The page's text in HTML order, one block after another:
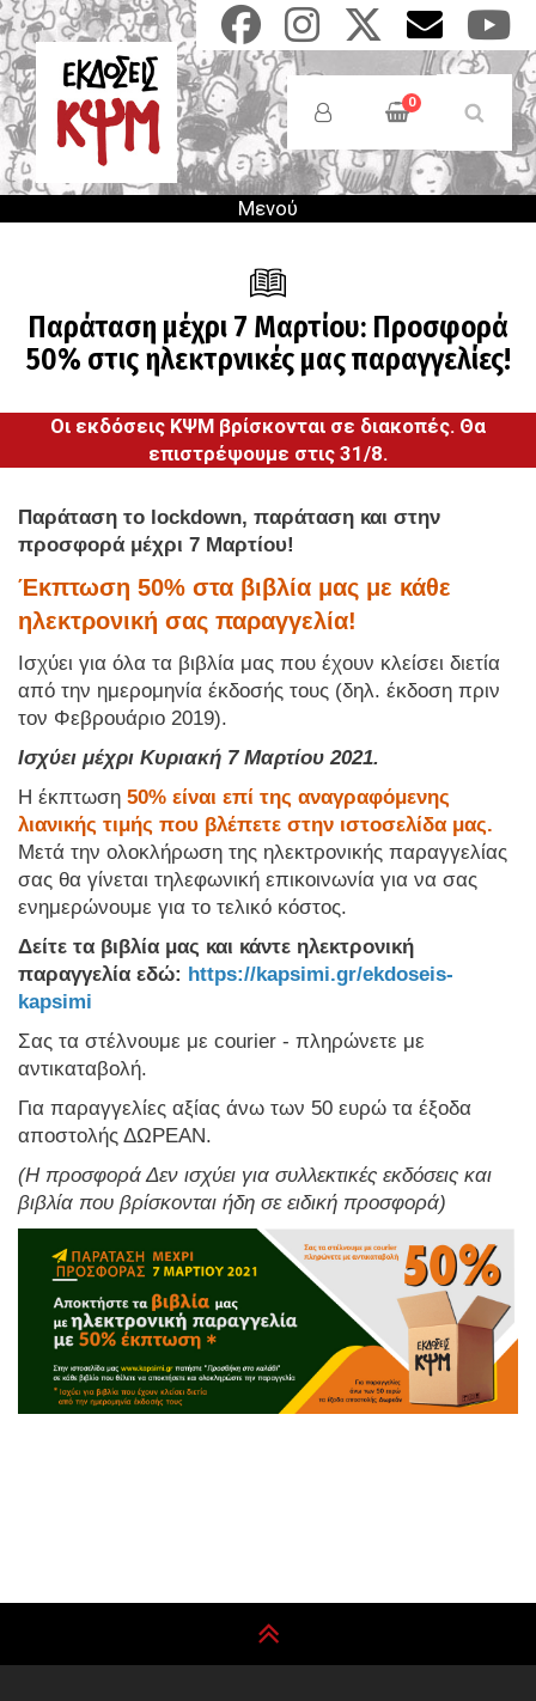
Παράκαμψη
προς
το
κυρίως
περιεχόμενο
Anonymous
Users
Menu
0
Μενού
Παράταση μέχρι 7 Μαρτίου: Προσφορά
50% στις ηλεκτρνικές μας παραγγελίες!
Οι εκδόσεις ΚΨΜ βρίσκονται σε διακοπές. Θα
επιστρέψουμε στις 31/8.
Παράταση το lockdown, παράταση και στην
προσφορά μέχρι 7 Μαρτίου!
Έκπτωση 50% στα βιβλία μας με κάθε
ηλεκτρονική σας παραγγελία!
Ισχύει για όλα τα βιβλία μας που έχουν κλείσει διετία
από την ημερομηνία έκδοσής τους (δηλ. έκδοση πριν
τον Φεβρουάριο 2019).
Ισχύει μέχρι Κυριακή 7 Μαρτίου 2021.
Η έκπτωση 50% είναι επί της αναγραφόμενης
λιανικής τιμής που βλέπετε στην ιστοσελίδα μας.
Μετά την ολοκλήρωση της ηλεκτρονικής παραγγελίας
σας θα γίνεται τηλεφωνική επικοινωνία για να σας
ενημερώνουμε για το τελικό κόστος.
Δείτε τα βιβλία μας και κάντε ηλεκτρονική
παραγγελία εδώ: https://kapsimi.gr/ekdoseis-
kapsimi
Σας τα στέλνουμε με courier - πληρώνετε με
αντικαταβολή.
Για παραγγελίες αξίας άνω των 50 ευρώ τα έξοδα
αποστολής ΔΩΡΕΑΝ.
(Η προσφορά Δεν ισχύει για συλλεκτικές εκδόσεις και
βιβλία που βρίσκονται ήδη σε ειδική προσφορά)